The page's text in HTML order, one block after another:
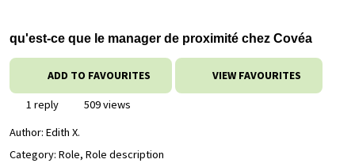
qu'est-ce que le manager de proximité chez Covéa
ADD TO FAVOURITES VIEW FAVOURITES
1 reply
509 views
Author: Edith X.
Category: Role, Role description